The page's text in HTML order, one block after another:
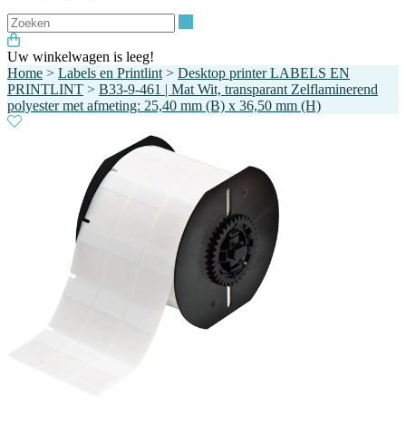
Uw winkelwagen is leeg!
Home > Labels en Printlint > Desktop printer LABELS EN
PRINTLINT > B33-9-461 | Mat Wit, transparant Zelflaminerend
polyester met afmeting: 25,40 mm (B) x 36,50 mm (H)